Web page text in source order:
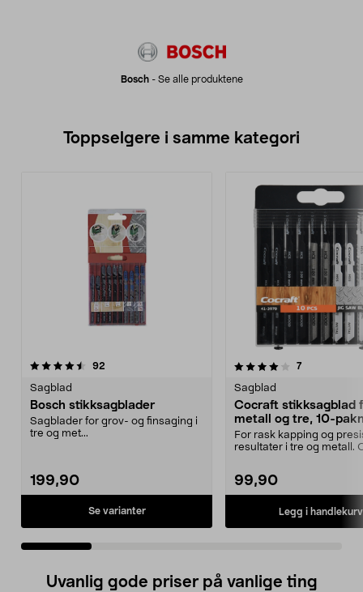
Bosch- Se alle produktene
Toppselgere i samme kategori
92
Sagblad
Bosch stikksagblader
Sagblader for grov- og finsaging i
tre og met...
199,90
Se varianter
4.0 av 5 stjerner 7anmeldelser
Sagblad
Cocraft stikksagblad
metall og tre, 10-
For rask kapping og
resultater i tre og metall.
99,90
Legg i handlekurv
4.5 av 5 stjerner
Uvanlig gode priser på vanlige ting